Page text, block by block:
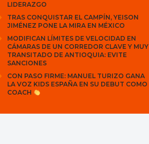
LIDERAZGO
TRAS CONQUISTAR EL CAMPÍN, YEISON
JIMÉNEZ PONE LA MIRA EN MÉXICO
MODIFICAN LÍMITES DE VELOCIDAD EN
CÁMARAS DE UN CORREDOR CLAVE Y MUY
TRANSITADO DE ANTIOQUIA: EVITE
SANCIONES
CON PASO FIRME: MANUEL TURIZO GANA
LA VOZ KIDS ESPAÑA EN SU DEBUT COMO
COACH